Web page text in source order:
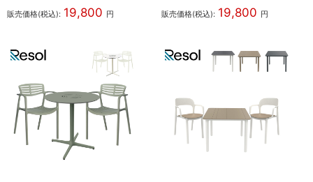
販売価格(税込): 19,800 円 販売価格(税込): 19,800 円